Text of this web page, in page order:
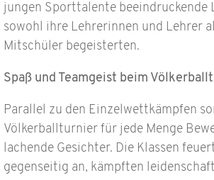
jungen Sporttalente beeindruckende
sowohl ihre Lehrerinnen und Lehrer
Mitschüler begeisterten.
Spaß und Teamgeist beim
Parallel zu den Einzelwettkämpfen
Völkerballturnier für jede Menge
lachende Gesichter. Die Klassen
gegenseitig an, kämpften